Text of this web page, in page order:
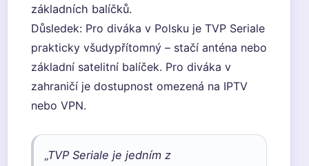
základních balíčků.
Důsledek: Pro diváka v Polsku je TVP Seriale
prakticky všudypřítomný – stačí anténa nebo
základní satelitní balíček. Pro diváka v
zahraničí je dostupnost omezená na IPTV
nebo VPN.
„TVP Seriale je jedním z